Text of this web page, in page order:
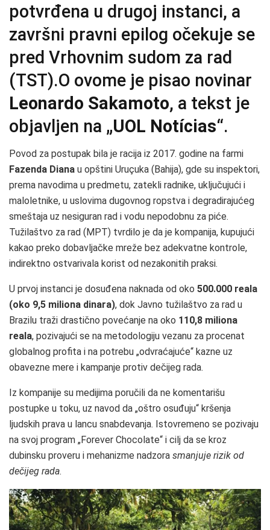
potvrđena u drugoj instanci, a
završni pravni epilog očekuje se
pred Vrhovnim sudom za rad
(TST).O ovome je pisao novinar
Leonardo Sakamoto, a tekst je
objavljen na „UOL Notícias“.
Povod za postupak bila je racija iz 2017. godine na farmi
Fazenda Diana u opštini Uruçuka (Bahija), gde su inspektori,
prema navodima u predmetu, zatekli radnike, uključujući i
maloletnike, u uslovima dugovnog ropstva i degradirajućeg
smeštaja uz nesiguran rad i vodu nepodobnu za piće.
Tužilaštvo za rad (MPT) tvrdilo je da je kompanija, kupujući
kakao preko dobavljačke mreže bez adekvatne kontrole,
indirektno ostvarivala korist od nezakonitih praksi.
U prvoj instanci je dosuđena naknada od oko 500.000 reala
(oko 9,5 miliona dinara), dok Javno tužilaštvo za rad u
Brazilu traži drastično povećanje na oko 110,8 miliona
reala, pozivajući se na metodologiju vezanu za procenat
globalnog profita i na potrebu „odvraćajuće“ kazne uz
obavezne mere i kampanje protiv dečijeg rada.
Iz kompanije su medijima poručili da ne komentarišu
postupke u toku, uz navod da „oštro osuđuju“ kršenja
ljudskih prava u lancu snabdevanja. Istovremeno se pozivaju
na svoj program „Forever Chocolate“ i cilj da se kroz
dubinsku proveru i mehanizme nadzora smanjuje rizik od
dečijeg rada.